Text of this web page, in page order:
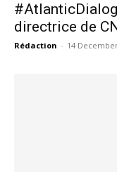
directrice de
Rédaction - 14